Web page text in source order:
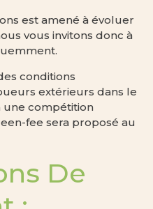
est amené à évoluer
vous invitons donc à
conditions
extérieurs dans le
une compétition
fee sera proposé au
De